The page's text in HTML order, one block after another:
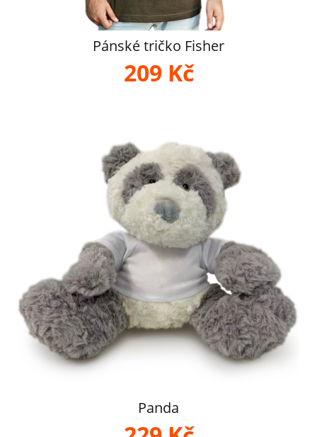
Pánské tričko Fisher
209 Kč
Panda